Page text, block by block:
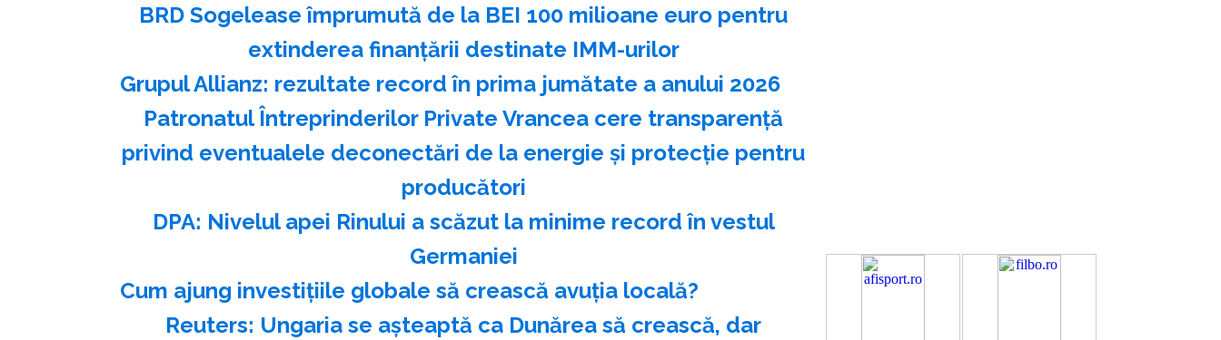
BRD Sogelease împrumută de la BEI 100 milioane euro pentru
extinderea finanţării destinate IMM-urilor
Grupul Allianz: rezultate record în prima jumătate a anului 2026
Patronatul Întreprinderilor Private Vrancea cere transparenţă
privind eventualele deconectări de la energie şi protecţie pentru
producători
DPA: Nivelul apei Rinului a scăzut la minime record în vestul
Germaniei
Cum ajung investițiile globale să crească avuția locală?
Reuters: Ungaria se aşteaptă ca Dunărea să crească, dar